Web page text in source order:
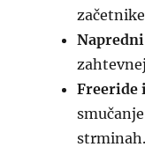
Freeride
strminah.